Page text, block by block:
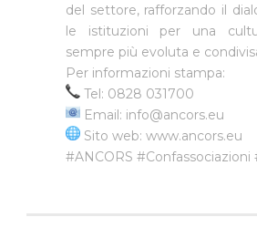
del settore, rafforzando il
le istituzioni per una
sempre più evoluta e
Per informazioni stampa:
Tel: 0828 031700
Email: info@ancors.eu
Sito web: www.ancors.eu
#ANCORS #Confassociazioni